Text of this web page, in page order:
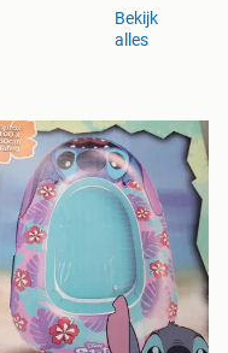
Bekijk
alles